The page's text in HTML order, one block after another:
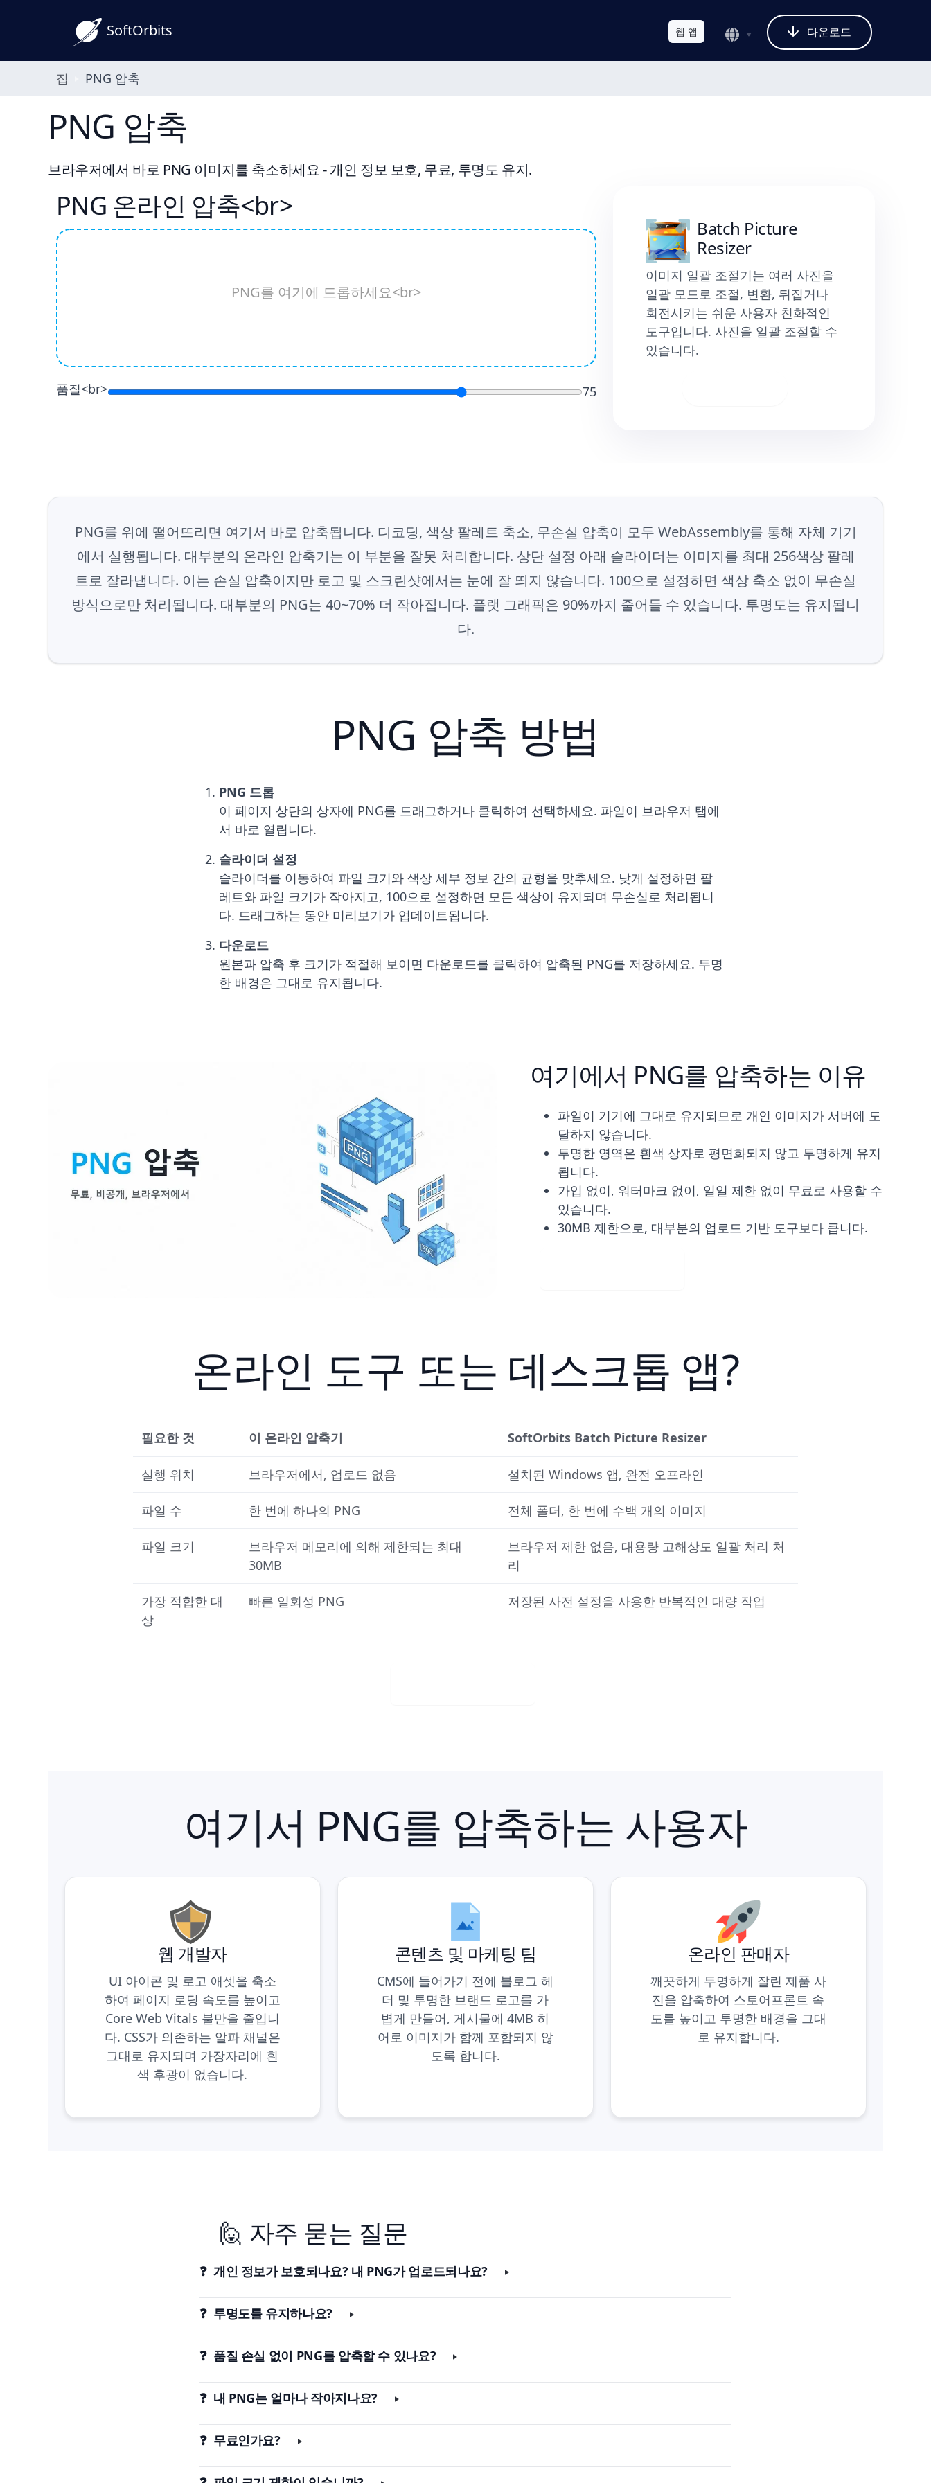
SoftOrbits 다운로드
웹 앱
집 PNG 압축
PNG 압축
브라우저에서 바로 PNG 이미지를 축소하세요 - 개인 정보 보호, 무료, 투명도 유지.
PNG 온라인 압축<br>
PNG를 여기에 드롭하세요<br>
품질<br> 75
Batch Picture
Resizer
이미지 일괄 조절기는 여러 사진을
일괄 모드로 조절, 변환, 뒤집거나
회전시키는 쉬운 사용자 친화적인
도구입니다. 사진을 일괄 조절할 수
있습니다.
PNG를 위에 떨어뜨리면 여기서 바로 압축됩니다. 디코딩, 색상 팔레트 축소, 무손실 압축이 모두 WebAssembly를 통해 자체 기기
에서 실행됩니다. 대부분의 온라인 압축기는 이 부분을 잘못 처리합니다. 상단 설정 아래 슬라이더는 이미지를 최대 256색상 팔레
트로 잘라냅니다. 이는 손실 압축이지만 로고 및 스크린샷에서는 눈에 잘 띄지 않습니다. 100으로 설정하면 색상 축소 없이 무손실
방식으로만 처리됩니다. 대부분의 PNG는 40~70% 더 작아집니다. 플랫 그래픽은 90%까지 줄어들 수 있습니다. 투명도는 유지됩니
다.
PNG 압축 방법
PNG 드롭
이 페이지 상단의 상자에 PNG를 드래그하거나 클릭하여 선택하세요. 파일이 브라우저 탭에
서 바로 열립니다.
슬라이더 설정
슬라이더를 이동하여 파일 크기와 색상 세부 정보 간의 균형을 맞추세요. 낮게 설정하면 팔
레트와 파일 크기가 작아지고, 100으로 설정하면 모든 색상이 유지되며 무손실로 처리됩니
다. 드래그하는 동안 미리보기가 업데이트됩니다.
다운로드
원본과 압축 후 크기가 적절해 보이면 다운로드를 클릭하여 압축된 PNG를 저장하세요. 투명
한 배경은 그대로 유지됩니다.
여기에서 PNG를 압축하는 이유
파일이 기기에 그대로 유지되므로 개인 이미지가 서버에 도
달하지 않습니다.
투명한 영역은 흰색 상자로 평면화되지 않고 투명하게 유지
됩니다.
가입 없이, 워터마크 없이, 일일 제한 없이 무료로 사용할 수
있습니다.
30MB 제한으로, 대부분의 업로드 기반 도구보다 큽니다.
온라인 도구 또는 데스크톱 앱?
필요한 것 이 온라인 압축기 SoftOrbits Batch Picture Resizer
실행 위치 브라우저에서, 업로드 없음 설치된 Windows 앱, 완전 오프라인
파일 수 한 번에 하나의 PNG 전체 폴더, 한 번에 수백 개의 이미지
파일 크기
브라우저 메모리에 의해 제한되는 최대
30MB
브라우저 제한 없음, 대용량 고해상도 일괄 처리 처
리
가장 적합한 대
상
빠른 일회성 PNG 저장된 사전 설정을 사용한 반복적인 대량 작업
여기서 PNG를 압축하는 사용자
웹 개발자
UI 아이콘 및 로고 애셋을 축소
하여 페이지 로딩 속도를 높이고
Core Web Vitals 불만을 줄입니
다. CSS가 의존하는 알파 채널은
그대로 유지되며 가장자리에 흰
색 후광이 없습니다.
콘텐츠 및 마케팅 팀
CMS에 들어가기 전에 블로그 헤
더 및 투명한 브랜드 로고를 가
볍게 만들어, 게시물에 4MB 히
어로 이미지가 함께 포함되지 않
도록 합니다.
온라인 판매자
깨끗하게 투명하게 잘린 제품 사
진을 압축하여 스토어프론트 속
도를 높이고 투명한 배경을 그대
로 유지합니다.
🙋 자주 묻는 질문
❓ 개인 정보가 보호되나요? 내 PNG가 업로드되나요?
❓ 투명도를 유지하나요?
❓ 품질 손실 없이 PNG를 압축할 수 있나요?
❓ 내 PNG는 얼마나 작아지나요?
❓ 무료인가요?